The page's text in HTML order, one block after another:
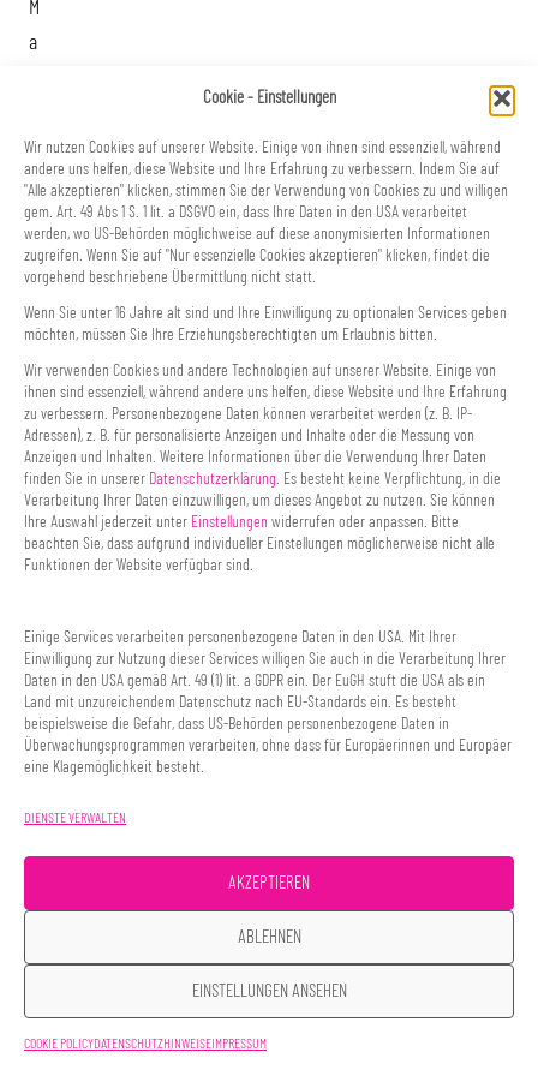
Cookie - Einstellungen
Wir nutzen Cookies auf unserer Website. Einige von ihnen sind essenziell, während
andere uns helfen, diese Website und Ihre Erfahrung zu verbessern. Indem Sie auf
"Alle akzeptieren" klicken, stimmen Sie der Verwendung von Cookies zu und willigen
gem. Art. 49 Abs 1 S. 1 lit. a DSGVO ein, dass Ihre Daten in den USA verarbeitet
werden, wo US-Behörden möglichweise auf diese anonymisierten Informationen
zugreifen. Wenn Sie auf "Nur essenzielle Cookies akzeptieren" klicken, findet die
vorgehend beschriebene Übermittlung nicht statt.
Wenn Sie unter 16 Jahre alt sind und Ihre Einwilligung zu optionalen Services geben
möchten, müssen Sie Ihre Erziehungsberechtigten um Erlaubnis bitten.
Wir verwenden Cookies und andere Technologien auf unserer Website. Einige von
ihnen sind essenziell, während andere uns helfen, diese Website und Ihre Erfahrung
zu verbessern. Personenbezogene Daten können verarbeitet werden (z. B. IP-
Adressen), z. B. für personalisierte Anzeigen und Inhalte oder die Messung von
Anzeigen und Inhalten. Weitere Informationen über die Verwendung Ihrer Daten
finden Sie in unserer Datenschutzerklärung. Es besteht keine Verpflichtung, in die
Verarbeitung Ihrer Daten einzuwilligen, um dieses Angebot zu nutzen. Sie können
Ihre Auswahl jederzeit unter Einstellungen widerrufen oder anpassen. Bitte
beachten Sie, dass aufgrund individueller Einstellungen möglicherweise nicht alle
Funktionen der Website verfügbar sind.
Einige Services verarbeiten personenbezogene Daten in den USA. Mit Ihrer
Einwilligung zur Nutzung dieser Services willigen Sie auch in die Verarbeitung Ihrer
Daten in den USA gemäß Art. 49 (1) lit. a GDPR ein. Der EuGH stuft die USA als ein
Land mit unzureichendem Datenschutz nach EU-Standards ein. Es besteht
beispielsweise die Gefahr, dass US-Behörden personenbezogene Daten in
Überwachungsprogrammen verarbeiten, ohne dass für Europäerinnen und Europäer
eine Klagemöglichkeit besteht.
DIENSTE VERWALTEN
AKZEPTIEREN
ABLEHNEN
EINSTELLUNGEN ANSEHEN
COOKIE POLICYDATENSCHUTZHINWEISEIMPRESSUM
M
a
-
K
e
y
w
o
d
s
„
C
a
n
a
b
i
s
“
i
e
o
d